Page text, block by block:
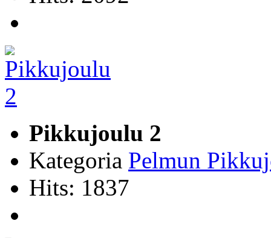
Pikkujoulu 2
Kategoria Pelmun
Hits: 1837